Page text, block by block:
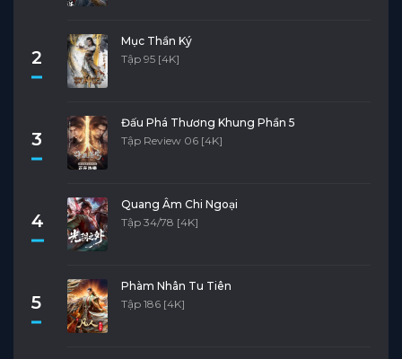
2
Mục Thần Ký
Tập 95 [4K]
3
Đấu Phá Thương Khung Phần 5
Tập Review 06 [4K]
4
Quang Âm Chi Ngoại
Tập 34/78 [4K]
5
Phàm Nhân Tu Tiên
Tập 186 [4K]